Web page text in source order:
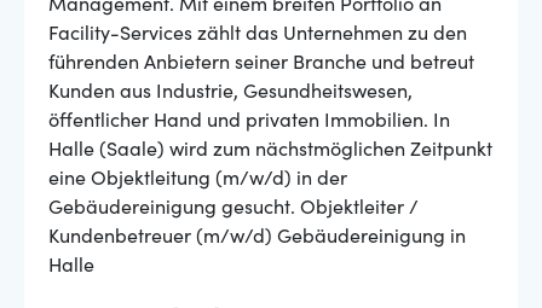
Management. Mit einem breiten Portfolio an
Facility-Services zählt das Unternehmen zu den
führenden Anbietern seiner Branche und betreut
Kunden aus Industrie, Gesundheitswesen,
öffentlicher Hand und privaten Immobilien. In
Halle (Saale) wird zum nächstmöglichen Zeitpunkt
eine Objektleitung (m/w/d) in der
Gebäudereinigung gesucht. Objektleiter /
Kundenbetreuer (m/w/d) Gebäudereinigung in
Halle